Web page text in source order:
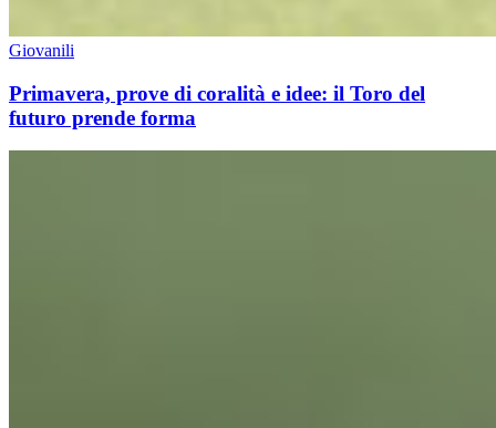
Giovanili
Primavera, prove di coralità e idee: il Toro del
futuro prende forma